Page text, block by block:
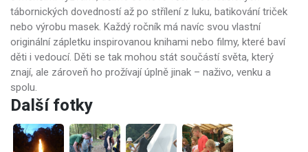
tábornických dovedností až po střílení z luku, batikování triček
nebo výrobu masek. Každý ročník má navíc svou vlastní
originální zápletku inspirovanou knihami nebo filmy, které baví
děti i vedoucí. Děti se tak mohou stát součástí světa, který
znají, ale zároveň ho prožívají úplně jinak – naživo, venku a
spolu.
Další fotky